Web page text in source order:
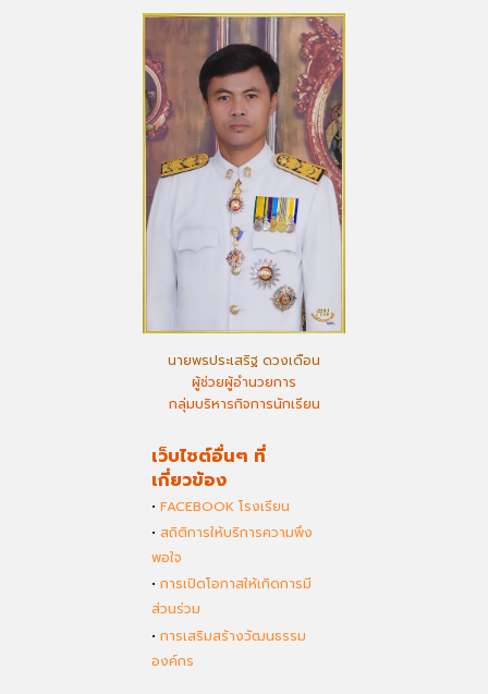
นายพรประเสริฐ ดวงเดือน
ผู้ช่วยผู้อำนวยการ
กลุ่มบริหารกิจการนักเรียน
เว็บไซต์อื่นๆ ที่
เกี่ยวข้อง
• FACEBOOK โรงเรียน
• สถิติการให้บริการความพึง
พอใจ
• การเปิดโอกาสให้เกิดการมี
ส่วนร่วม
• การเสริมสร้างวัฒนธรรม
องค์กร